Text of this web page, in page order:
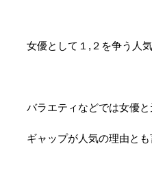
女優として１,２を争う人
バラエティなどでは女優
ギャップが人気の理由とも